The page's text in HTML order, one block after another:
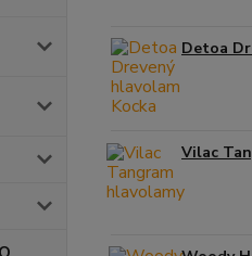
Detoa
Vilac